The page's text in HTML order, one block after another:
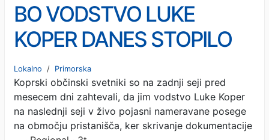
BO VODSTVO LUKE
KOPER DANES STOPILO
PRED MESTNE
SVETNIKE? To je točka na
dnevnem redu
Lokalno / Primorska
Koprski občinski svetniki so na zadnji seji pred
mesecem dni zahtevali, da jim vodstvo Luke Koper
na naslednji seji v živo pojasni nameravane posege
na območju pristanišča, ker skrivanje dokumentacije